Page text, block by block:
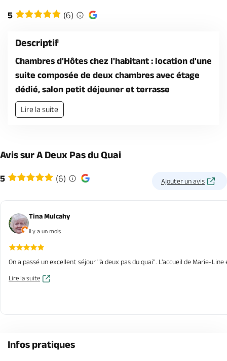
Brochures & Cartes Offices de tourisme Comment venir ? Ecrivez-nous
5 (6)
Descriptif
Chambres d'Hôtes chez l'habitant : location d'une
suite composée de deux chambres avec étage
dédié, salon petit déjeuner et terrasse
Lire la suite
Avis sur A Deux Pas du Quai
5 (6) Ajouter un avis
Tina Mulcahy
il y a un mois
On a passé un excellent séjour "à deux pas du quai". L'accueil de Marie-
Lire la suite
Infos pratiques